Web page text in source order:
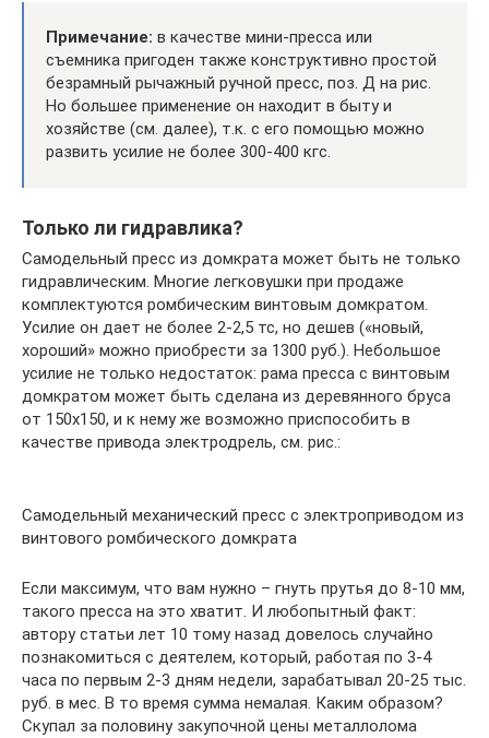
Примечание: в качестве мини-пресса или
съемника пригоден также конструктивно простой
безрамный рычажный ручной пресс, поз. Д на рис.
Но большее применение он находит в быту и
хозяйстве (см. далее), т.к. с его помощью можно
развить усилие не более 300-400 кгс.
Только ли гидравлика?
Самодельный пресс из домкрата может быть не только
гидравлическим. Многие легковушки при продаже
комплектуются ромбическим винтовым домкратом.
Усилие он дает не более 2-2,5 тс, но дешев («новый,
хороший» можно приобрести за 1300 руб.). Небольшое
усилие не только недостаток: рама пресса с винтовым
домкратом может быть сделана из деревянного бруса
от 150х150, и к нему же возможно приспособить в
качестве привода электродрель, см. рис.:
Самодельный механический пресс с электроприводом из
винтового ромбического домкрата
Если максимум, что вам нужно – гнуть прутья до 8-10 мм,
такого пресса на это хватит. И любопытный факт:
автору статьи лет 10 тому назад довелось случайно
познакомиться с деятелем, который, работая по 3-4
часа по первым 2-3 дням недели, зарабатывал 20-25 тыс.
руб. в мес. В то время сумма немалая. Каким образом?
Скупал за половину закупочной цены металлолома